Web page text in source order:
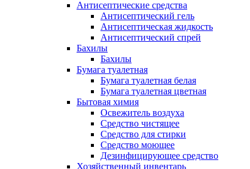
Антисептические средства
Антисептический гель
Антисептическая жидкость
Антисептический спрей
Бахилы
Бахилы
Бумага туалетная
Бумага туалетная белая
Бумага туалетная цветная
Бытовая химия
Освежитель воздуха
Средство чистящее
Средство для стирки
Средство моющее
Дезинфицирующее средство
Хозяйственный инвентарь